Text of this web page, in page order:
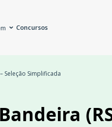
Concursos
Seleção Simplificada